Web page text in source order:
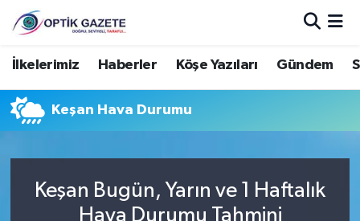
İlkelerimiz Haberler Köşe Yazıları Gündem
Keşan Hava Durumu
Keşan Bugün, Yarın ve 1 Haftalık
Hava Durumu Tahmini
Nöbetçi Eczaneler
Hava Durumu
Trafik Durumu